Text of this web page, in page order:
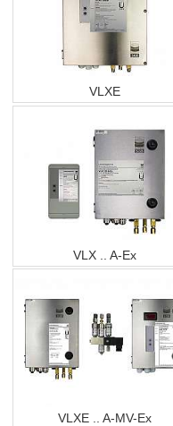
VLXE
VLX .. A-Ex
VLXE .. A-MV-Ex